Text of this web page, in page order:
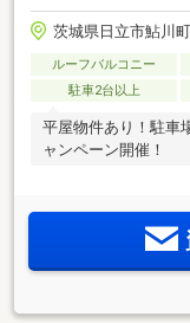
茨城県日立市鮎川
ルーフバルコニー
駐車2台以上
平屋物件あり！駐車
ャンペーン開催！